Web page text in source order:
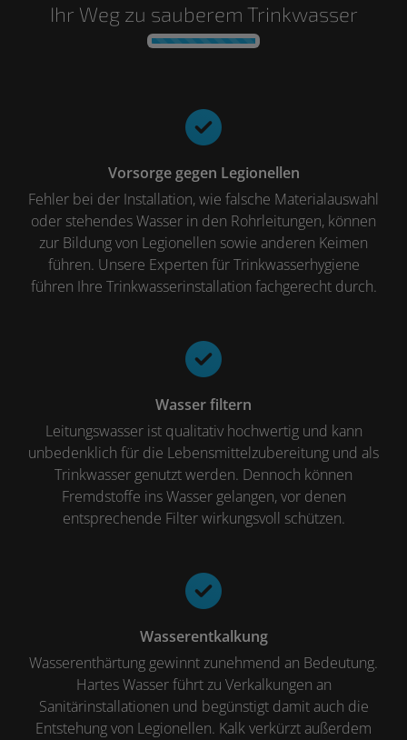
Ihr Weg zu sauberem Trinkwasser
Counter-Fortschritt von 0 bis 4
Vorsorge gegen Legionellen
Fehler bei der Installation, wie falsche Materialauswahl
oder stehendes Wasser in den Rohrleitungen, können
zur Bildung von Legionellen sowie anderen Keimen
führen. Unsere Experten für Trinkwasserhygiene
führen Ihre Trinkwasserinstallation fachgerecht durch.
Wasser filtern
Leitungswasser ist qualitativ hochwertig und kann
unbedenklich für die Lebensmittelzubereitung und als
Trinkwasser genutzt werden. Dennoch können
Fremdstoffe ins Wasser gelangen, vor denen
entsprechende Filter wirkungsvoll schützen.
Wasserentkalkung
Wasserenthärtung gewinnt zunehmend an Bedeutung.
Hartes Wasser führt zu Verkalkungen an
Sanitärinstallationen und begünstigt damit auch die
Entstehung von Legionellen. Kalk verkürzt außerdem